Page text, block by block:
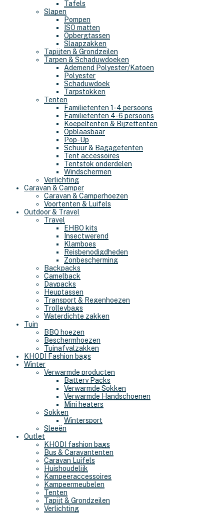
Tafels
Slapen
Pompen
ISO matten
Opbergtassen
Slaapzakken
Tapijten & Grondzeilen
Tarpen & Schaduwdoeken
Ademend Polyester/Katoen
Polyester
Schaduwdoek
Tarpstokken
Tenten
Familietenten 1-4 persoons
Familietenten 4-6 persoons
Koepeltenten & Bijzettenten
Opblaasbaar
Pop-Up
Schuur & Bagagetenten
Tent accessoires
Tentstok onderdelen
Windschermen
Verlichting
Caravan & Camper
Caravan & Camperhoezen
Voortenten & Luifels
Outdoor & Travel
Travel
EHBO kits
Insectwerend
Klamboes
Reisbenodigdheden
Zonbescherming
Backpacks
Camelback
Daypacks
Heuptassen
Transport & Regenhoezen
Trolleybags
Waterdichte zakken
Tuin
BBQ hoezen
Beschermhoezen
Tuinafvalzakken
KHODI Fashion bags
Winter
Verwarmde producten
Battery Packs
Verwarmde Sokken
Verwarmde Handschoenen
Mini heaters
Sokken
Wintersport
Sleeën
Outlet
KHODI fashion bags
Bus & Caravantenten
Caravan Luifels
Huishoudelijk
Kampeeraccessoires
Kampeermeubelen
Tenten
Tapijt & Grondzeilen
Verlichting